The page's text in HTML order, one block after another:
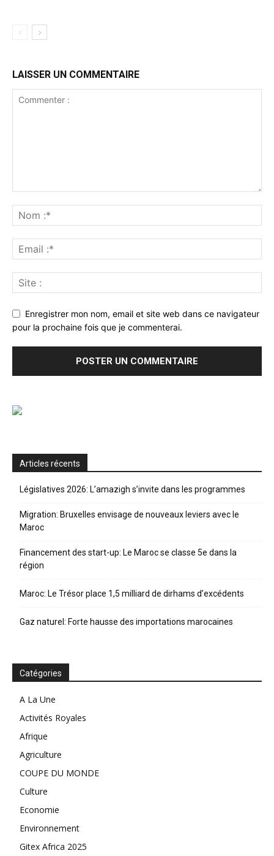
LAISSER UN COMMENTAIRE
Enregistrer mon nom, email et site web dans ce navigateur
pour la prochaine fois que je commenterai.
Articles récents
Législatives 2026: L’amazigh s’invite dans les programmes
Migration: Bruxelles envisage de nouveaux leviers avec le
Maroc
Financement des start-up: Le Maroc se classe 5e dans la
région
Maroc: Le Trésor place 1,5 milliard de dirhams d’excédents
Gaz naturel: Forte hausse des importations marocaines
Catégories
A La Une
Activités Royales
Afrique
Agriculture
COUPE DU MONDE
Culture
Economie
Environnement
Gitex Africa 2025